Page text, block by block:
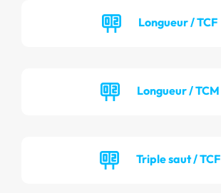
Longueur / TCF
Longueur / TCM
Triple saut / TCF